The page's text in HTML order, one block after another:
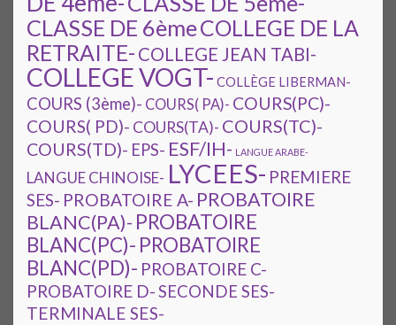
CLASSE DE 6èmeCOLLEGE DE LA
RETRAITE- COLLEGE JEAN TABI-
COLLEGE VOGT- COLLÈGE LIBERMAN-
COURS (3ème)- COURS( PA)- COURS(PC)-
COURS( PD)- COURS(TA)- COURS(TC)-
COURS(TD)- EPS- ESF/IH- LANGUE ARABE-
LANGUE CHINOISE- LYCEES- PREMIERE
SES- PROBATOIRE A- PROBATOIRE
BLANC(PA)- PROBATOIRE
BLANC(PC)- PROBATOIRE
BLANC(PD)- PROBATOIRE C-
PROBATOIRE D-SECONDE SES-
TERMINALE SES-